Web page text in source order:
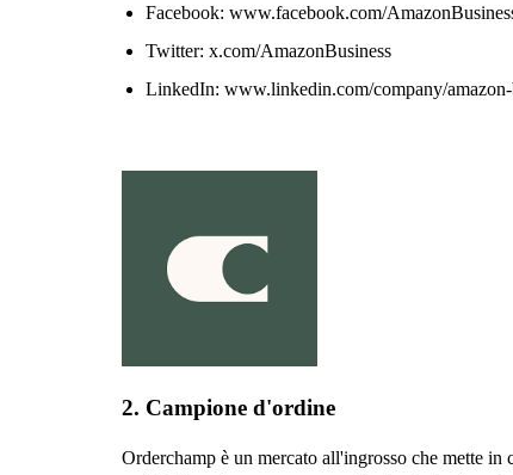
Facebook: www.facebook.com/
Twitter: x.com/AmazonBusiness
LinkedIn: www.linkedin.com/company/amazon-
2. Campione d'ordine
Orderchamp è un mercato all'ingrosso che mette